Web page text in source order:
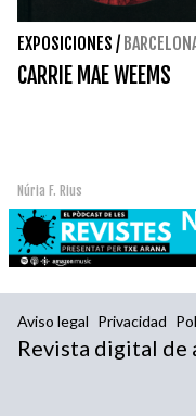
EXPOSICIONES /
CARRIE MAE WEEMS
Núria F. Rius
Aviso legal Privacidad
Revista digital de